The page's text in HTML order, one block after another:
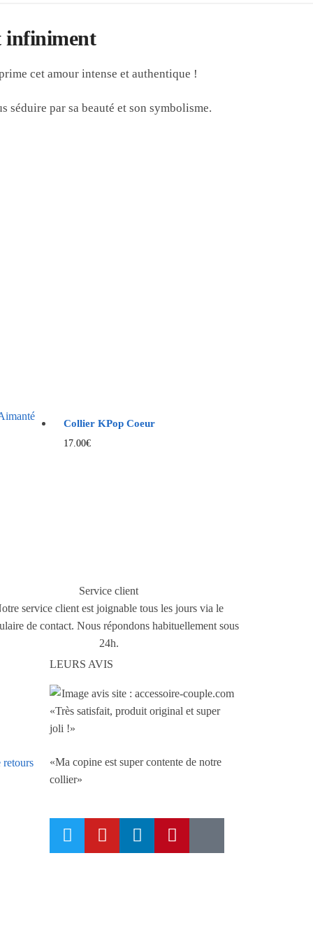
infiniment
cet amour intense et authentique !
séduire par sa beauté et son symbolisme.
Collier KPop Coeur
17.00€
Service client
service client est joignable tous les jours via le
de contact. Nous répondons habituellement sous
24h.
retours
LEURS AVIS
«Très satisfait, produit original et super
joli !»
«Ma copine est super contente de notre
collier»